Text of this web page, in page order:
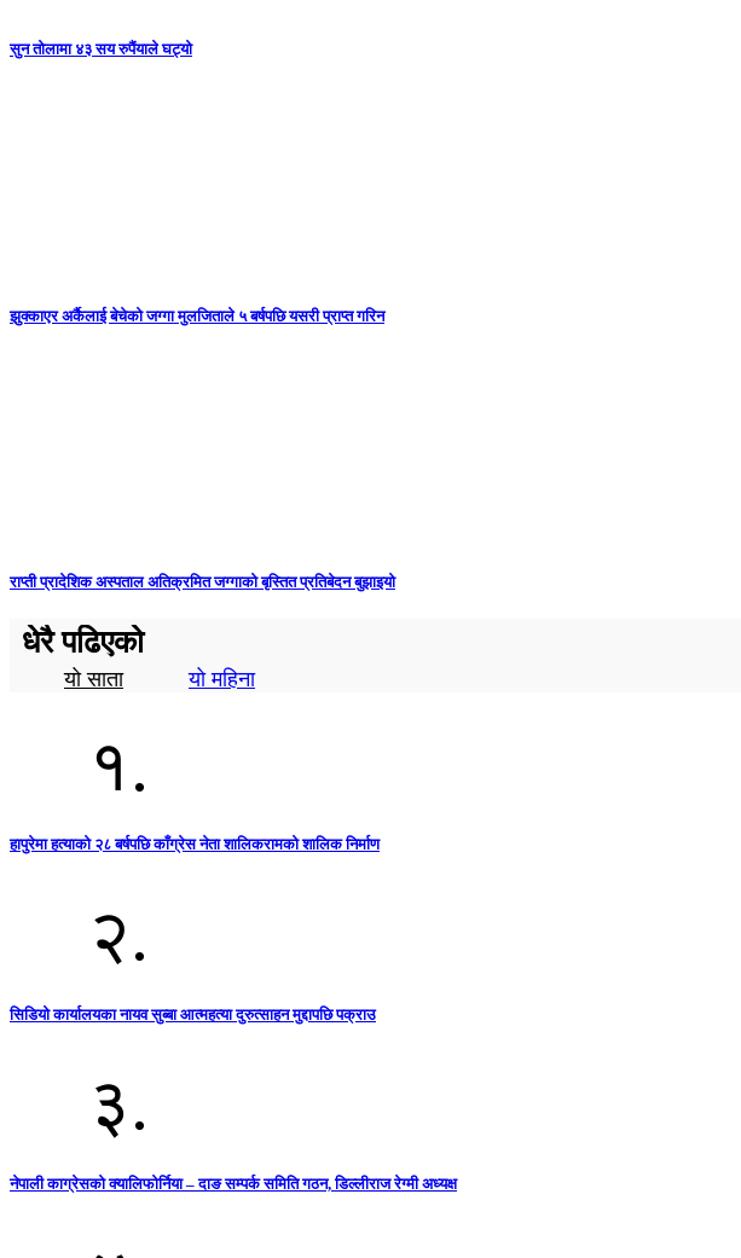
सुन तोलामा ४३ सय रुपैंयाले घट्यो
झुक्काएर अर्कैलाई बेचेको जग्गा मुलजिताले ५ बर्षपछि यसरी प्राप्त गरिन
राप्ती प्रादेशिक अस्पताल अतिक्रमित जग्गाको बृस्तित प्रतिबेदन बुझाइयो
धेरै पढिएको
यो साता यो महिना
१.
हापुरेमा हत्याको २८ बर्षपछि काँग्रेस नेता शालिकरामको शालिक निर्माण
२.
सिडियो कार्यालयका नायव सुब्बा आत्महत्या दुरुत्साहन मुद्दापछि पक्राउ
३.
नेपाली काग्रेसको क्यालिफोर्निया – दाङ सम्पर्क समिति गठन, डिल्लीराज रेग्मी अध्यक्ष